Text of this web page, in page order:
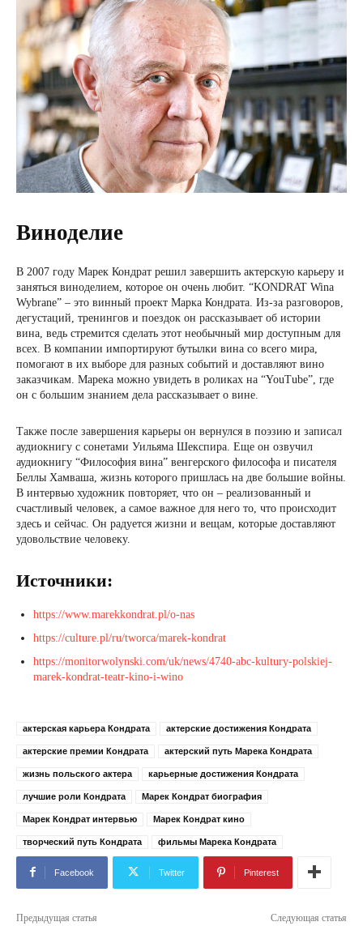
Виноделие
В 2007 году Марек Кондрат решил завершить актерскую карьеру и
заняться виноделием, которое он очень любит. “KONDRAT Wina
Wybrane” – это винный проект Марка Кондрата. Из-за разговоров,
дегустаций, тренингов и поездок он рассказывает об истории
вина, ведь стремится сделать этот необычный мир доступным для
всех. В компании импортируют бутылки вина со всего мира,
помогают в их выборе для разных событий и доставляют вино
заказчикам. Марека можно увидеть в роликах на “YouTube”, где
он с большим знанием дела рассказывает о вине.
Также после завершения карьеры он вернулся в поэзию и записал
аудиокнигу с сонетами Уильяма Шекспира. Еще он озвучил
аудиокнигу “Философия вина” венгерского философа и писателя
Беллы Хамваша, жизнь которого пришлась на две большие войны.
В интервью художник повторяет, что он – реализованный и
счастливый человек, а самое важное для него то, что происходит
здесь и сейчас. Он радуется жизни и вещам, которые доставляют
удовольствие человеку.
Источники:
https://www.marekkondrat.pl/o-nas
https://culture.pl/ru/tworca/marek-kondrat
https://monitorwolynski.com/uk/news/4740-abc-kultury-polskiej-
marek-kondrat-teatr-kino-i-wino
актерская карьера Кондрата актерские достижения Кондрата
актерские премии Кондрата актерский путь Марека Кондрата
жизнь польского актера карьерные достижения Кондрата
лучшие роли Кондрата Марек Кондрат биография
Марек Кондрат интервью Марек Кондрат кино
творческий путь Кондрата фильмы Марека Кондрата
Facebook Twitter Pinterest
Предыдущая статья Следующая статья